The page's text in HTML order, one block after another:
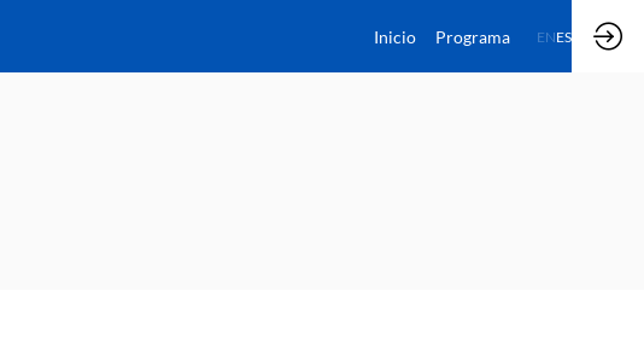
Inicio Programa ENES